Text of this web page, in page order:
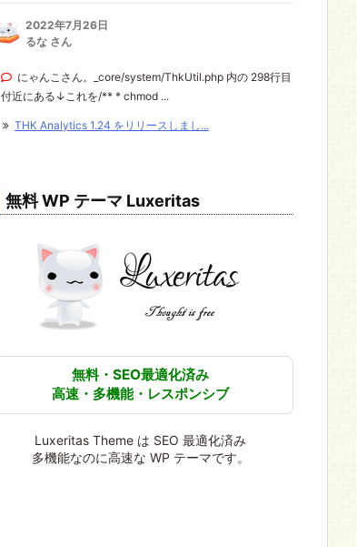
2022年7月26日
るな さん
にゃんこさん。_core/system/ThkUtil.php 内の 298行目
付近にある↓これを/** * chmod ...
THK Analytics 1.24 をリリースしまし...
無料 WP テーマ Luxeritas
無料・SEO最適化済み
高速・多機能・レスポンシブ
Luxeritas Theme は SEO 最適化済み
多機能なのに高速な WP テーマです。